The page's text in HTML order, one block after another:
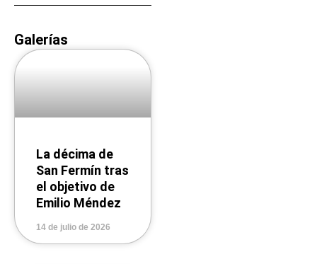
Galerías
La décima de
San Fermín tras
el objetivo de
Emilio Méndez
14 de julio de 2026